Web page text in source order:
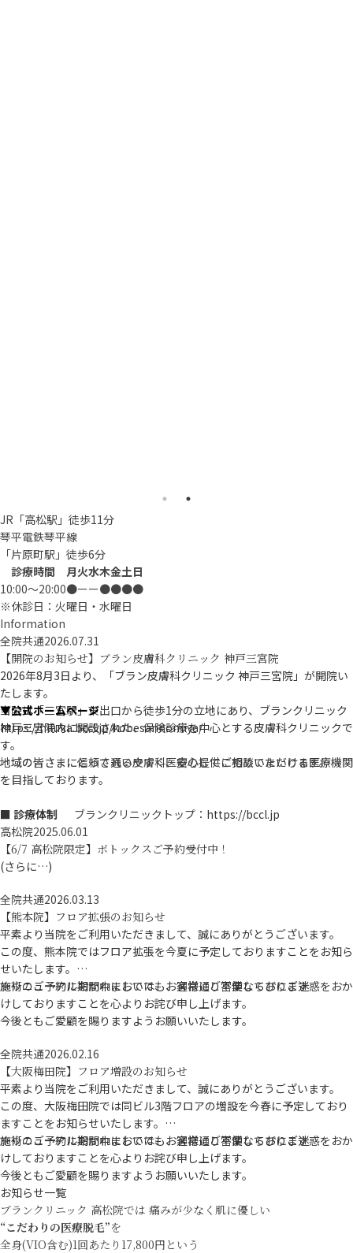
JR「高松駅」徒歩11分
琴平電鉄琴平線
「片原町駅」徒歩6分
診療時間
月火水木金土日
10:00〜20:00●ーー●●●●
※休診日：火曜日・水曜日
Information
全院共通2026.07.31
【開院のお知らせ】ブラン皮膚科クリニック 神戸三宮院
2026年8月3日より、「ブラン皮膚科クリニック 神戸三宮院」が開院い
たします。
当院は「三宮駅」東出口から徒歩1分の立地にあり、ブランクリニック
神戸三宮院内に開設された、保険診療を中心とする皮膚科クリニックで
す。
地域の皆さまにとって通いやすく、安心してご相談いただける医療機関
を目指しております。
■ 診療体制
平日お忙しい方にもご利用いただきやすい体制を整えております。
お仕事や学校帰りにも受診しやすい診療時間を設定しております。
■ 診療内容
ペス、帯状疱疹、円形脱毛症、巻き爪など、幅広い皮膚疾患に対応して
おります。
健康保険診療を中心に、一部自由診療も実施しております。（内容によ
り保険適用の可否が異なります）
■ クリニック概要
ブラン皮膚科クリニック 神戸三宮院
〒650-0001
兵庫県神戸市中央区加納町4-3-2 近藤ビル8階
※予約なしでご来院いただく場合、診療終了時刻の60分前が最終受付
となります。
▼公式ホームページ
https://hifuka.bccl.jp/kobesannomiya/
地域の皆さまに信頼される皮膚科医療の提供に努めてまいります。
ブランクリニックトップ： https://bccl.jp
高松院2025.06.01
【6/7 高松院限定】ボトックスご予約受付中！
(さらに…)
全院共通2026.03.13
【熊本院】フロア拡張のお知らせ
平素より当院をご利用いただきまして、誠にありがとうございます。
この度、熊本院ではフロア拡張を今夏に予定しておりますことをお知ら
せいたします。
※リニューアル期間中においても、通常通り営業しております
施術のご予約におかれましては、お客様にご不便ならびにご迷惑をおか
けしておりますことを心よりお詫び申し上げます。
今後ともご愛顧を賜りますようお願いいたします。
全院共通2026.02.16
【大阪梅田院】フロア増設のお知らせ
平素より当院をご利用いただきまして、誠にありがとうございます。
この度、大阪梅田院では同ビル3階フロアの増設を今春に予定しており
ますことをお知らせいたします。
※リニューアル期間中においても、通常通り営業しております
施術のご予約におかれましては、お客様にご不便ならびにご迷惑をおか
けしておりますことを心よりお詫び申し上げます。
今後ともご愛顧を賜りますようお願いいたします。
お知らせ一覧
ブランクリニック 高松院では 痛みが少なく肌に優しい
“こだわりの医療脱毛”を
全身(VIO含む)1回あたり17,800円という